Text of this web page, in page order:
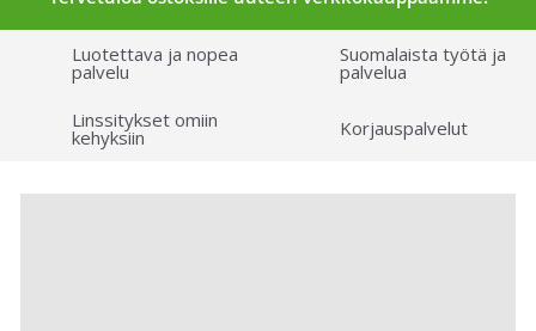
Luotettava ja nopea
palvelu
Suomalaista työtä ja
palvelua
Linssitykset omiin
kehyksiin Korjauspalvelut